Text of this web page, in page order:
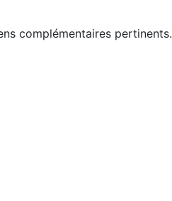
complémentaires pertinents.